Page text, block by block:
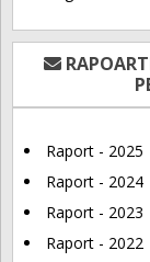
Raport - 2025
Raport - 2024
Raport - 2023
Raport - 2022